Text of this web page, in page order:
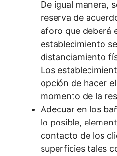
De igual manera,
reserva de
aforo que deberá
establecimiento
distanciamiento
Los
opción de hacer
momento de la
Adecuar en los
lo posible,
contacto de los
superficies tales